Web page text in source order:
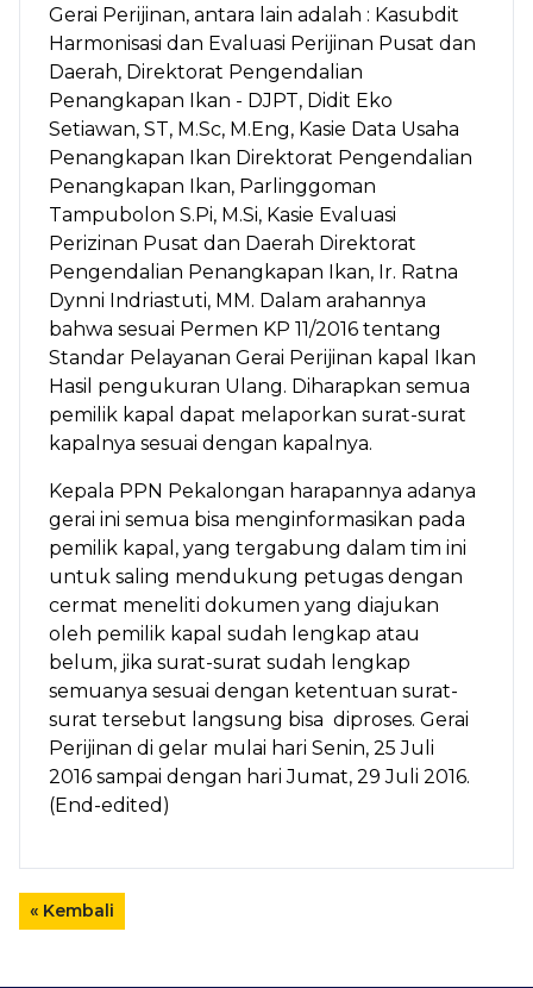
Gerai Perijinan, antara lain adalah : Kasubdit
Harmonisasi dan Evaluasi Perijinan Pusat dan
Daerah, Direktorat Pengendalian
Penangkapan Ikan - DJPT, Didit Eko
Setiawan, ST, M.Sc, M.Eng, Kasie Data Usaha
Penangkapan Ikan Direktorat Pengendalian
Penangkapan Ikan, Parlinggoman
Tampubolon S.Pi, M.Si, Kasie Evaluasi
Perizinan Pusat dan Daerah Direktorat
Pengendalian Penangkapan Ikan, Ir. Ratna
Dynni Indriastuti, MM. Dalam arahannya
bahwa sesuai Permen KP 11/2016 tentang
Standar Pelayanan Gerai Perijinan kapal Ikan
Hasil pengukuran Ulang. Diharapkan semua
pemilik kapal dapat melaporkan surat-surat
kapalnya sesuai dengan kapalnya.
Kepala PPN Pekalongan harapannya adanya
gerai ini semua bisa menginformasikan pada
pemilik kapal, yang tergabung dalam tim ini
untuk saling mendukung petugas dengan
cermat meneliti dokumen yang diajukan
oleh pemilik kapal sudah lengkap atau
belum, jika surat-surat sudah lengkap
semuanya sesuai dengan ketentuan surat-
surat tersebut langsung bisa diproses. Gerai
Perijinan di gelar mulai hari Senin, 25 Juli
2016 sampai dengan hari Jumat, 29 Juli 2016.
(End-edited)
« Kembali